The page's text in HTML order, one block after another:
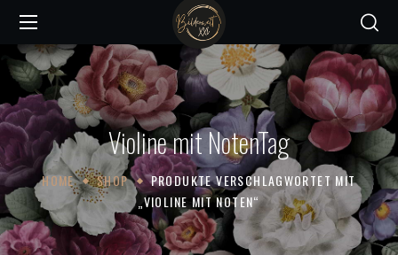
Violine mit NotenTag
HOME SHOP
PRODUKTE VERSCHLAGWORTET MIT
„VIOLINE MIT NOTEN“